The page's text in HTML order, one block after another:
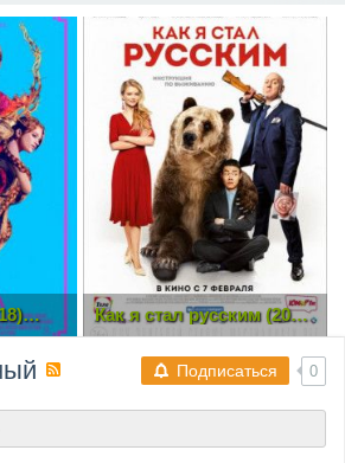
(2019)
Дуайт в сияющих
доспехах (2019)
Подписаться 0